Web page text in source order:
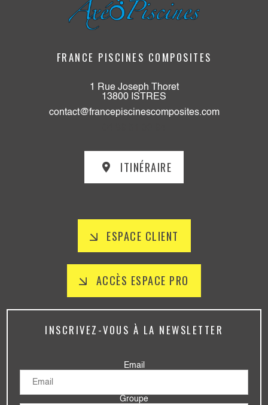
FRANCE PISCINES COMPOSITES
1 Rue Joseph Thoret
13800 ISTRES
contact@francepiscinescomposites.com
ITINÉRAIRE
ESPACE CLIENT
ACCÈS ESPACE PRO
INSCRIVEZ-VOUS À LA NEWSLETTER
Email
Groupe